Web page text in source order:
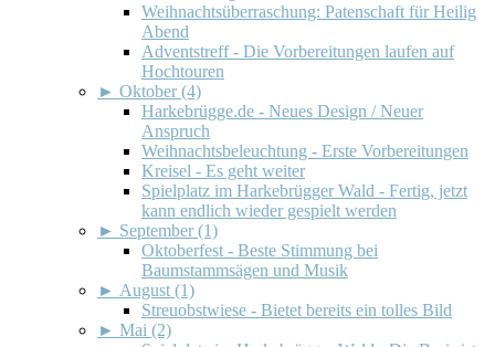
Weihnachtsüberraschung: Patenschaft für Heilig
Abend
Adventstreff - Die Vorbereitungen laufen auf
Hochtouren
► Oktober (4)
Harkebrügge.de - Neues Design / Neuer
Anspruch
Weihnachtsbeleuchtung - Erste Vorbereitungen
Kreisel - Es geht weiter
Spielplatz im Harkebrügger Wald - Fertig, jetzt
kann endlich wieder gespielt werden
► September (1)
Oktoberfest - Beste Stimmung bei
Baumstammsägen und Musik
► August (1)
Streuobstwiese - Bietet bereits ein tolles Bild
► Mai (2)